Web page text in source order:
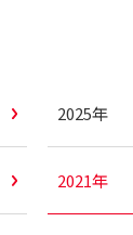
2025年
2021年